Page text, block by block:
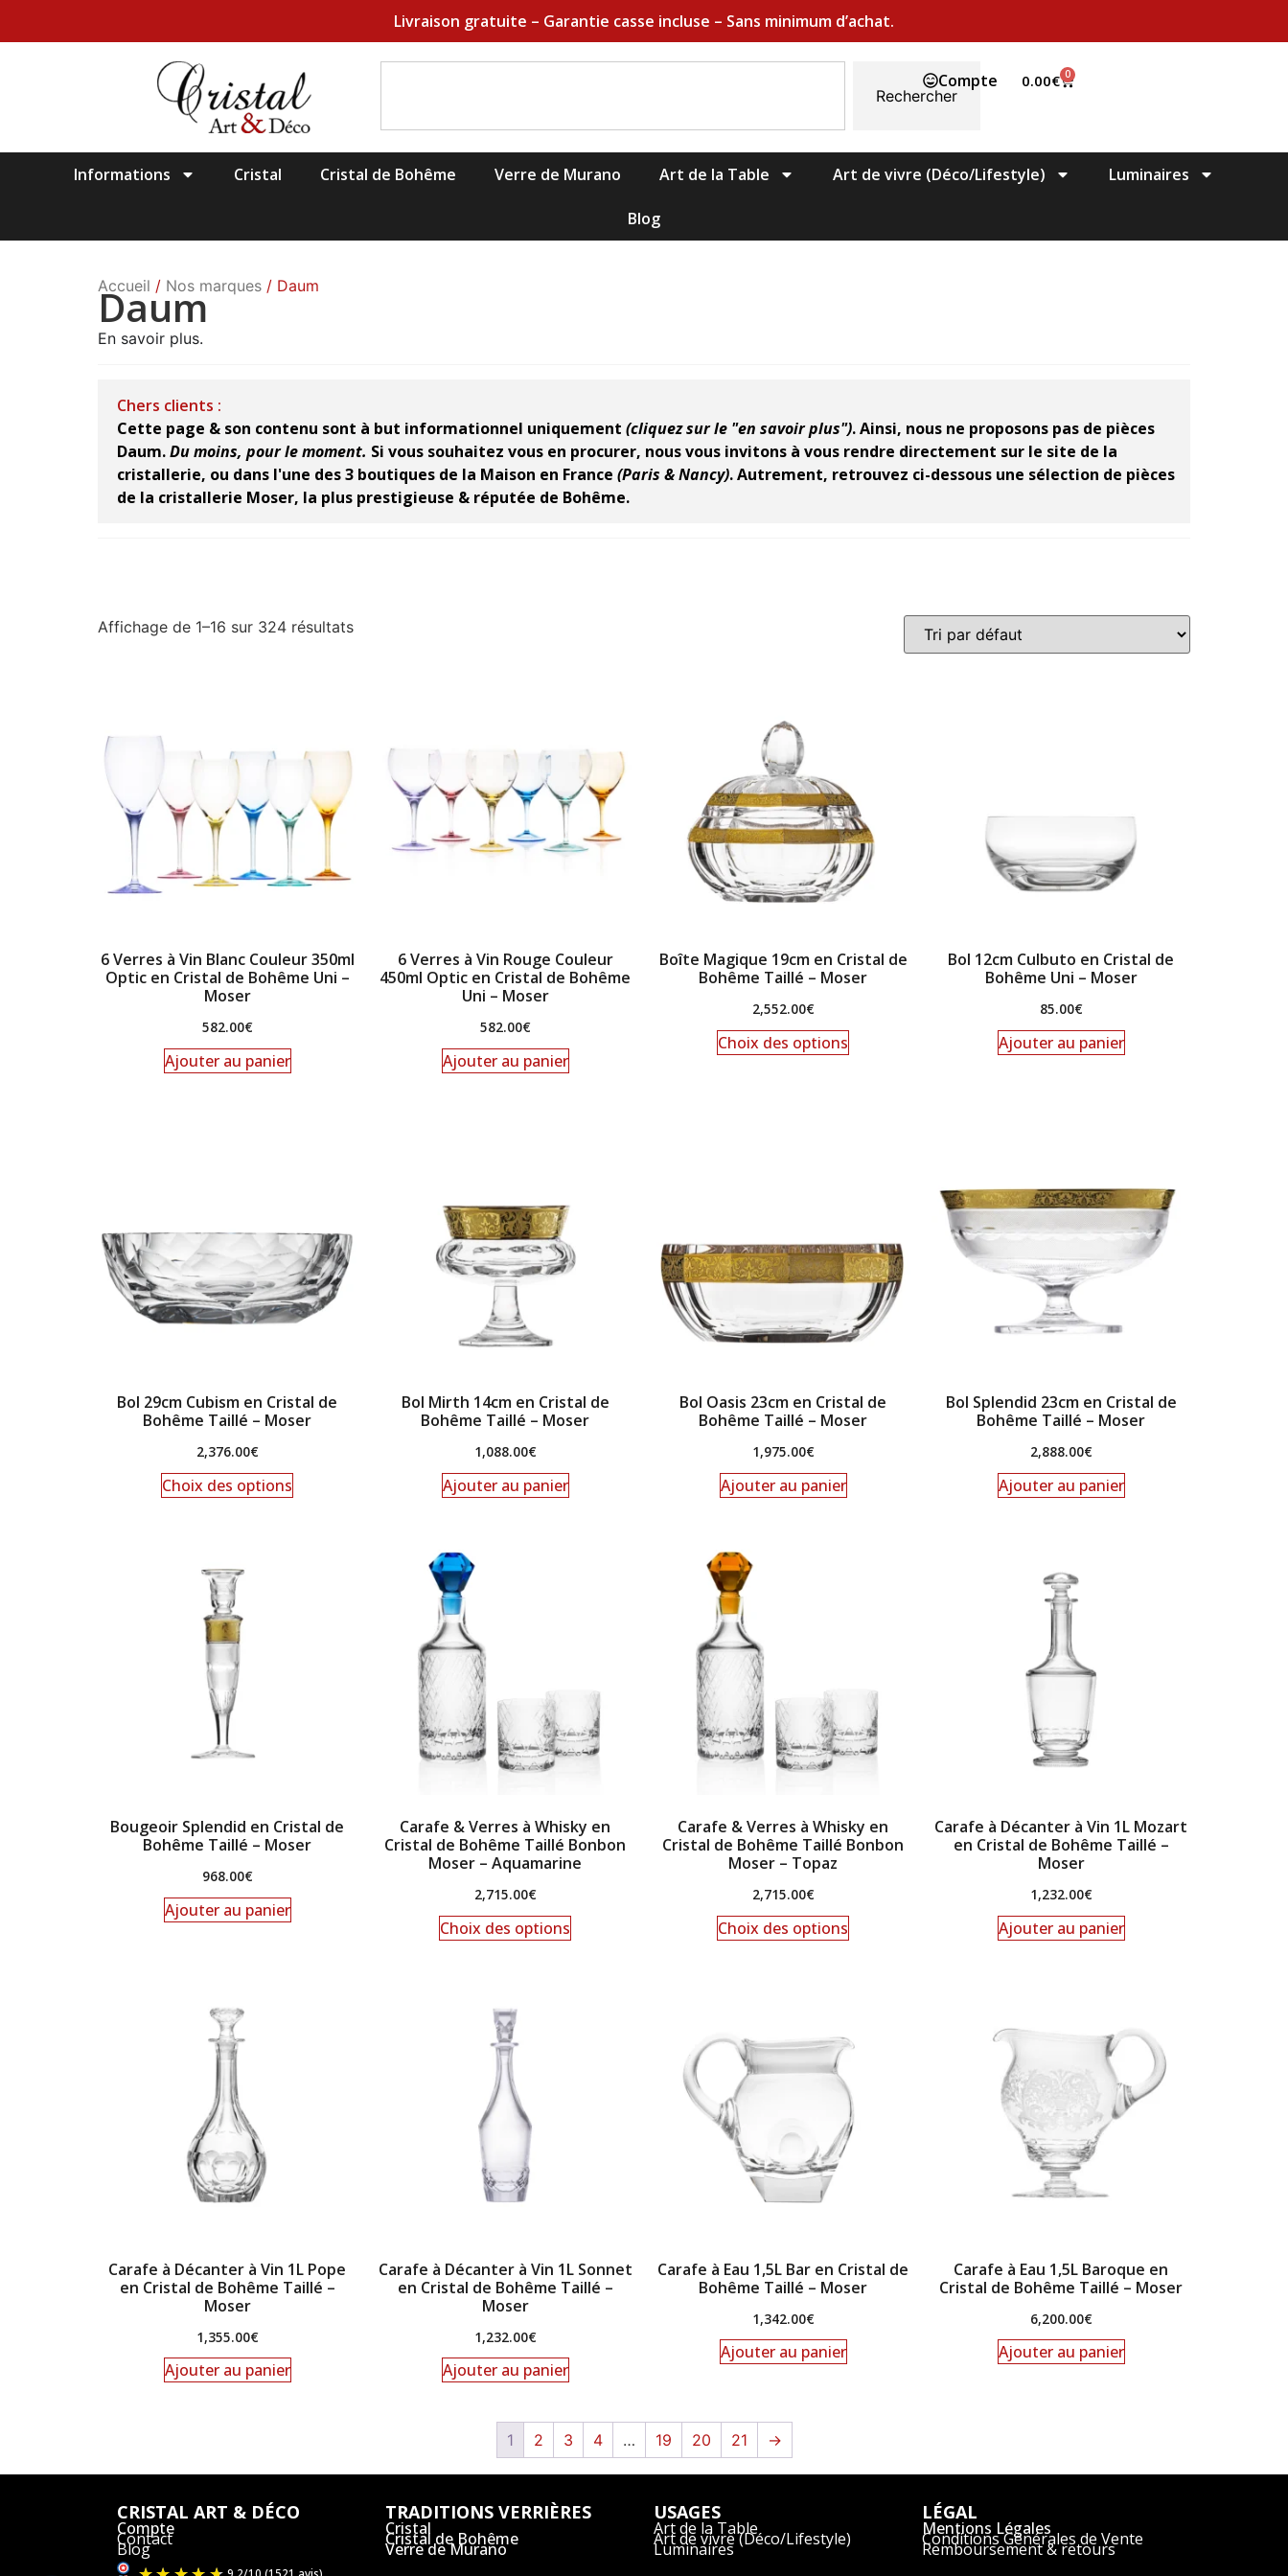
Livraison gratuite – Garantie casse incluse – Sans minimum d’achat.
Rechercher
Compte 0.00€ 0
Informations Cristal Cristal de Bohême Verre de Murano Art de la Table Art de vivre (Déco/Lifestyle) Luminaires
Blog
Accueil / Nos marques / Daum
Daum
En savoir plus.
Chers clients :
Cette page & son contenu sont à but informationnel uniquement (cliquez sur le "en savoir plus").Ainsi, nous ne proposons pas de pièces
Daum.Du moins, pour le moment. Si vous souhaitez vous en procurer, nous vous invitons à vous rendre directement sur le site de la
cristallerie, ou dans l'une des 3 boutiques de la Maison en France (Paris & Nancy).Autrement, retrouvez ci-dessous une sélection de pièces
de la cristallerie Moser, la plus prestigieuse & réputée de Bohême.
Affichage de 1–16 sur 324 résultats
6 Verres à Vin Blanc Couleur 350ml
Optic en Cristal de Bohême Uni –
Moser
582.00€
Ajouter au panier
6 Verres à Vin Rouge Couleur
450ml Optic en Cristal de Bohême
Uni – Moser
582.00€
Ajouter au panier
Boîte Magique 19cm en Cristal de
Bohême Taillé – Moser
2,552.00€
Choix des options
Bol 12cm Culbuto en Cristal de
Bohême Uni – Moser
85.00€
Ajouter au panier
Bol 29cm Cubism en Cristal de
Bohême Taillé – Moser
2,376.00€
Choix des options
Bol Mirth 14cm en Cristal de
Bohême Taillé – Moser
1,088.00€
Ajouter au panier
Bol Oasis 23cm en Cristal de
Bohême Taillé – Moser
1,975.00€
Ajouter au panier
Bol Splendid 23cm en Cristal de
Bohême Taillé – Moser
2,888.00€
Ajouter au panier
Bougeoir Splendid en Cristal de
Bohême Taillé – Moser
968.00€
Ajouter au panier
Carafe & Verres à Whisky en
Cristal de Bohême Taillé Bonbon
Moser – Aquamarine
2,715.00€
Choix des options
Carafe & Verres à Whisky en
Cristal de Bohême Taillé Bonbon
Moser – Topaz
2,715.00€
Choix des options
Carafe à Décanter à Vin 1L Mozart
en Cristal de Bohême Taillé –
Moser
1,232.00€
Ajouter au panier
Carafe à Décanter à Vin 1L Pope
en Cristal de Bohême Taillé –
Moser
1,355.00€
Ajouter au panier
Carafe à Décanter à Vin 1L Sonnet
en Cristal de Bohême Taillé –
Moser
1,232.00€
Ajouter au panier
Carafe à Eau 1,5L Bar en Cristal de
Bohême Taillé – Moser
1,342.00€
Ajouter au panier
Carafe à Eau 1,5L Baroque en
Cristal de Bohême Taillé – Moser
6,200.00€
Ajouter au panier
1 2 3 4 … 19 20 21 →
CRISTAL ART & DÉCO
Compte
Contact
Blog
TRADITIONS VERRIÈRES
Cristal
Cristal de Bohême
Verre de Murano
USAGES
Art de la Table
Art de vivre (Déco/Lifestyle)
Luminaires
LÉGAL
Mentions Légales
Conditions Générales de Vente
Remboursement & retours